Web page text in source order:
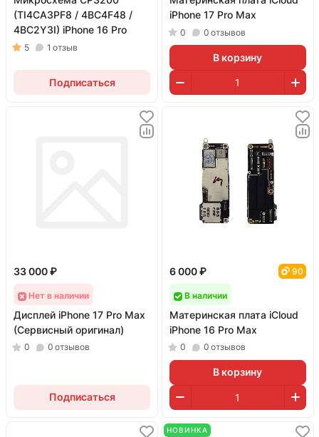
(TI4CA3PF8 / 4BC4F48 /
4BC2Y3I) iPhone 16 Pro
5 1 отзыв
Подписаться
iPhone 17 Pro Max
0 0 отзывов
В корзину
33 000 ₽
Нет в наличии
Дисплей iPhone 17 Pro Max
(Сервисный оригинал)
0 0 отзывов
Подписаться
6 000 ₽ 90
В наличии
Материнская плата iCloud
iPhone 16 Pro Max
0 0 отзывов
В корзину
НОВИНКА